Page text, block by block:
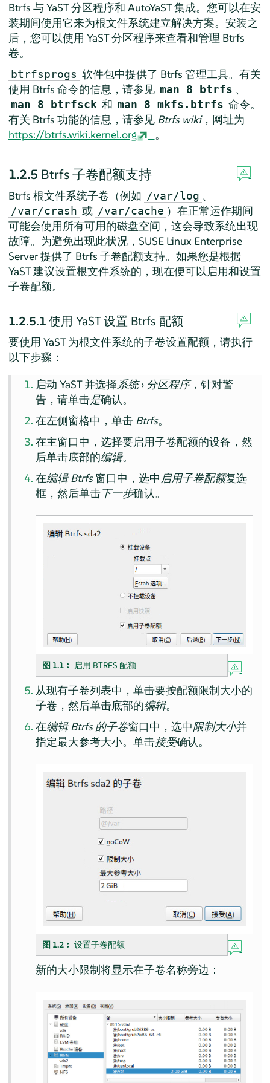
Btrfs 与 YaST 分区程序和 AutoYaST 集成。您可以在安
装期间使用它来为根文件系统建立解决方案。安装之
后，您可以使用 YaST 分区程序来查看和管理 Btrfs
卷。
btrfsprogs 软件包中提供了 Btrfs 管理工具。有关
使用 Btrfs 命令的信息，请参见 man 8 btrfs 、
man 8 btrfsck 和 man 8 mkfs.btrfs 命令。
有关 Btrfs 功能的信息，请参见 Btrfs wiki，网址为
https://btrfs.wiki.kernel.org
。
1.2.5 Btrfs 子卷配额支持
Btrfs 根文件系统子卷（例如 /var/log 、
/var/crash 或 /var/cache ）在正常运作期间
可能会使用所有可用的磁盘空间，这会导致系统出现
故障。为避免出现此状况， SUSE Linux Enterprise
Server提供了 Btrfs 子卷配额支持。如果您是根据
YaST 建议设置根文件系统的，现在便可以启用和设置
子卷配额。
1.2.5.1使用 YaST 设置 Btrfs 配额
要使用 YaST 为根文件系统的子卷设置配额，请执行
以下步骤：
启动 YaST 并选择系统› 分区程序，针对警
告，请单击是确认。
在左侧窗格中，单击 Btrfs。
在主窗口中，选择要启用子卷配额的设备，然
后单击底部的编辑。
在编辑 Btrfs窗口中，选中启用子卷配额复选
框，然后单击下一步确认。
图 1.1︰ 启用 BTRFS 配额
从现有子卷列表中，单击要按配额限制大小的
子卷，然后单击底部的编辑。
在编辑 Btrfs 的子卷窗口中，选中限制大小并
指定最大参考大小。单击接受确认。
图 1.2︰设置子卷配额
新的大小限制将显示在子卷名称旁边：